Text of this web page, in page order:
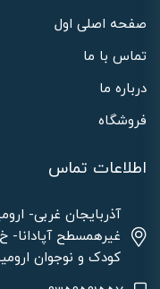
صفحه اصلی اول
تماس با ما
درباره ما
فروشگاه
اطلاعات تماس
آذربایجان غربی-
غیرهمسطح آپادانا-
کودک و نوجوان